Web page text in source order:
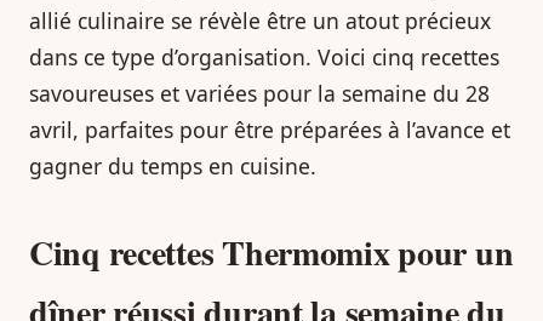
allié culinaire se révèle être un atout précieux
dans ce type d’organisation. Voici cinq recettes
savoureuses et variées pour la semaine du 28
avril, parfaites pour être préparées à l’avance et
gagner du temps en cuisine.
Cinq recettes Thermomix pour un